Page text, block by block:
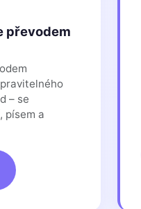
převodem
– se
písem a